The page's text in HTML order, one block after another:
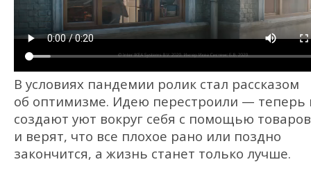
В условиях пандемии ролик стал рассказом
об оптимизме. Идею перестроили — теперь
создают уют вокруг себя с помощью товаров
и верят, что все плохое рано или поздно
закончится, а жизнь станет только лучше.